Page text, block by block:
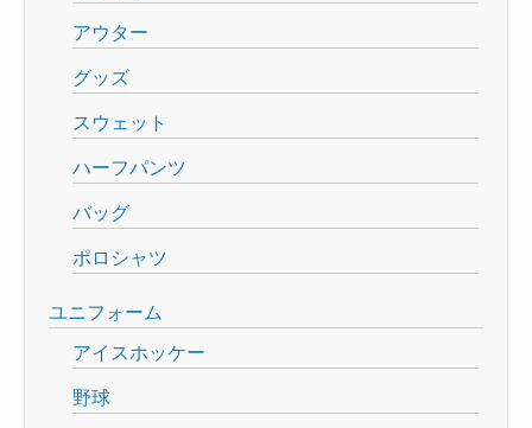
アウター
グッズ
スウェット
ハーフパンツ
バッグ
ポロシャツ
ユニフォーム
アイスホッケー
野球